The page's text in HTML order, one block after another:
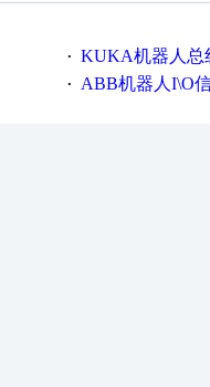
· KUKA机器人总
· ABB机器人I\O